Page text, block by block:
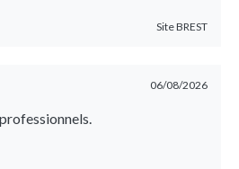
SiteBREST
06/08/2026